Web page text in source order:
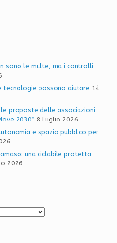
sono le multe, ma i controlli
tecnologie possono aiutare 14
le proposte delle associazioni
2030” 8 Luglio 2026
e spazio pubblico per
una ciclabile protetta
2026